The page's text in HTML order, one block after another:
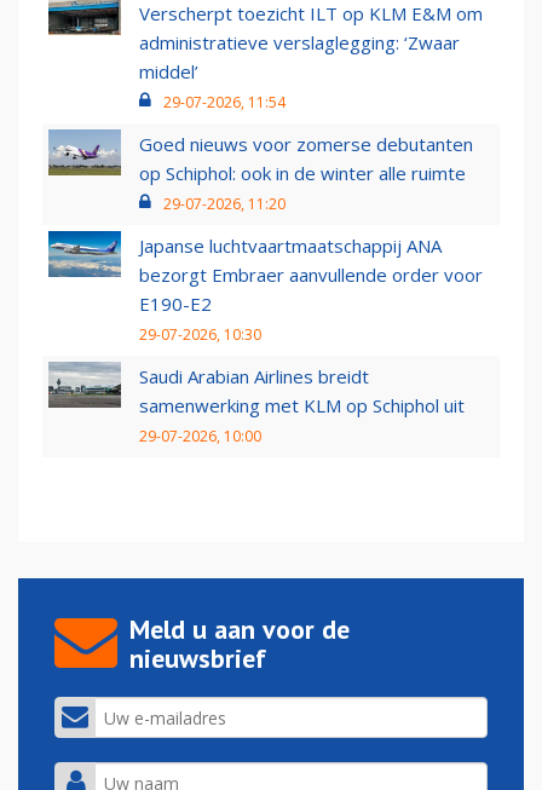
Verscherpt toezicht ILT op KLM E&M om
administratieve verslaglegging: ‘Zwaar
middel’
29-07-2026, 11:54
Goed nieuws voor zomerse debutanten
op Schiphol: ook in de winter alle ruimte
29-07-2026, 11:20
Japanse luchtvaartmaatschappij ANA
bezorgt Embraer aanvullende order voor
E190-E2
29-07-2026, 10:30
Saudi Arabian Airlines breidt
samenwerking met KLM op Schiphol uit
29-07-2026, 10:00
Meld u aan voor de
nieuwsbrief